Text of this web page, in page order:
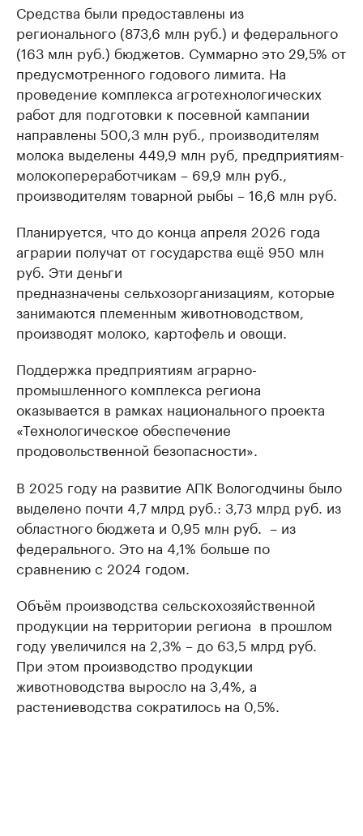
Средства были предоставлены из
регионального (873,6 млн руб.) и федерального
(163 млн руб.) бюджетов. Суммарно это 29,5% от
предусмотренного годового лимита. На
проведение комплекса агротехнологических
работ для подготовки к посевной кампании
направлены 500,3 млн руб., производителям
молока выделены 449,9 млн руб, предприятиям-
молокопереработчикам – 69,9 млн руб.,
производителям товарной рыбы – 16,6 млн руб.
Планируется, что до конца апреля 2026 года
аграрии получат от государства ещё 950 млн
руб. Эти деньги
предназначены сельхозорганизациям, которые
занимаются племенным животноводством,
производят молоко, картофель и овощи.
Поддержка предприятиям аграрно-
промышленного комплекса региона
оказывается в рамках национального проекта
«Технологическое обеспечение
продовольственной безопасности».
В 2025 году на развитие АПК Вологодчины было
выделено почти 4,7 млрд руб.: 3,73 млрд руб. из
областного бюджета и 0,95 млн руб. – из
федерального. Это на 4,1% больше по
сравнению с 2024 годом.
Объём производства сельскохозяйственной
продукции на территории региона в прошлом
году увеличился на 2,3% – до 63,5 млрд руб.
При этом производство продукции
животноводства выросло на 3,4%, а
растениеводства сократилось на 0,5%.